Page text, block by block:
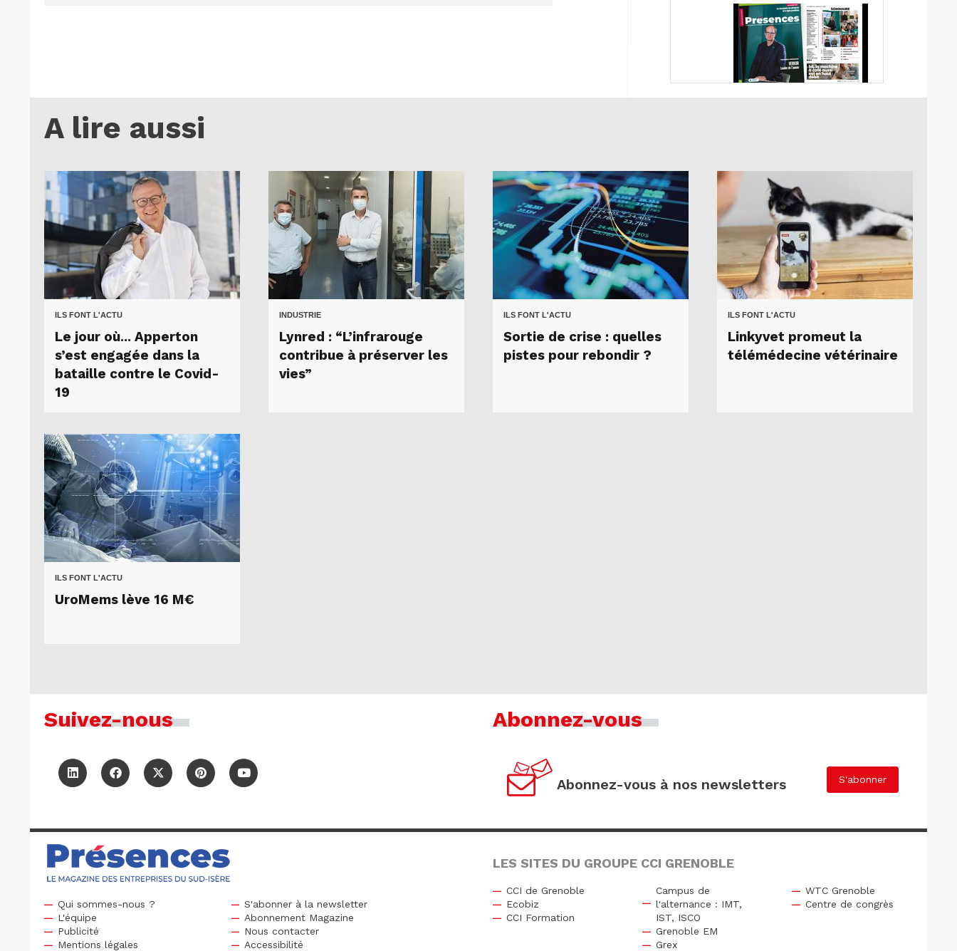
A lire aussi
ILS FONT L'ACTU
Le jour où... Apperton
s’est engagée dans la
bataille contre le Covid-
19
INDUSTRIE
Lynred : “L’infrarouge
contribue à préserver les
vies”
ILS FONT L'ACTU
Sortie de crise : quelles
pistes pour rebondir ?
ILS FONT L'ACTU
Linkyvet promeut la
télémédecine vétérinaire
ILS FONT L'ACTU
UroMems lève 16 M€
Suivez-nous Abonnez-vous
Abonnez-vous à nos newsletters S'abonner
Qui sommes-nous ?
L'équipe
Publicité
S'abonner à la newsletter
Abonnement Magazine
Nous contacter
Mentions légales
Accessibilité
LES SITES DU GROUPE CCI GRENOBLE
CCI de Grenoble
Ecobiz
CCI Formation
Campus de
l'alternance : IMT,
IST, ISCO
Grenoble EM
Grex
WTC Grenoble
Centre de congrès